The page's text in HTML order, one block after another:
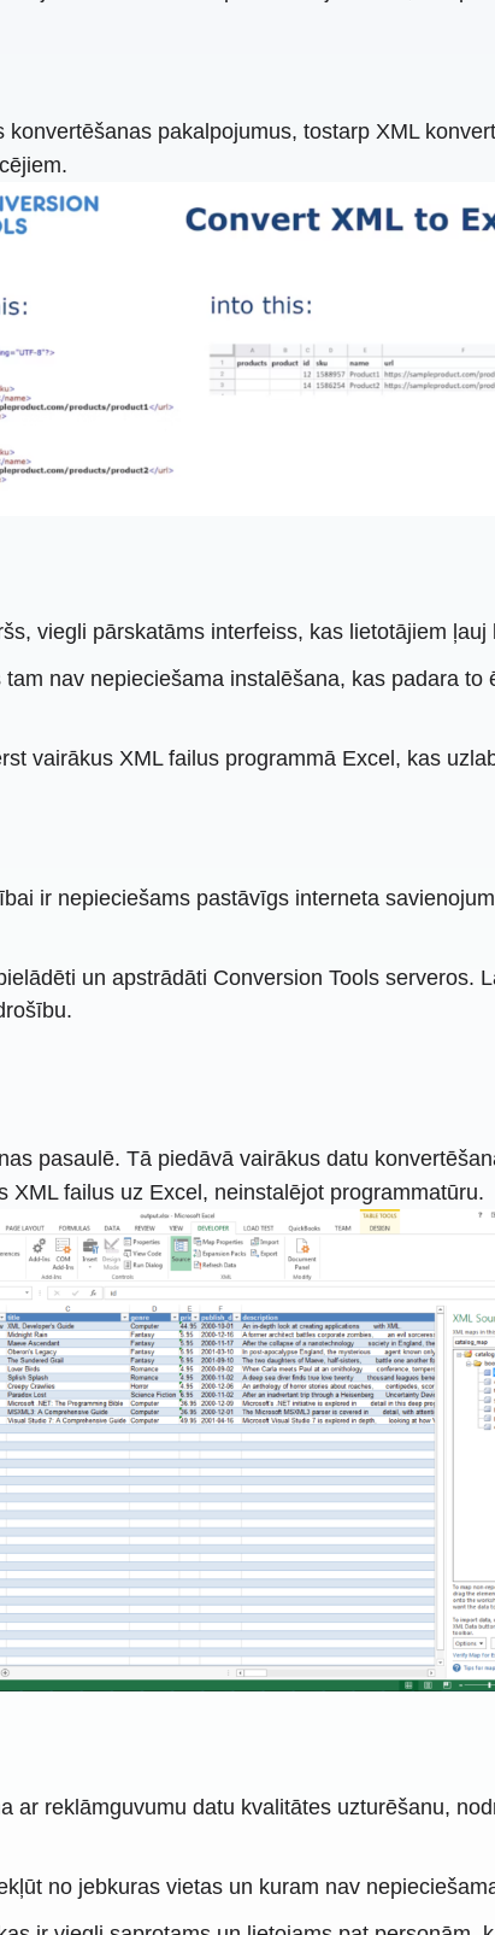
pakalpojumus, tostarp XML
viegli pārskatāms interfeiss, kas lietotājiem
nav nepieciešama instalēšana, kas padara
vairākus XML failus programmā Excel, kas
ir nepieciešams pastāvīgs interneta
un apstrādāti Conversion Tools serveros.
pasaulē. Tā piedāvā vairākus datu
failus uz Excel, neinstalējot programmatūru.
ar reklāmguvumu datu kvalitātes uzturēšanu,
no jebkuras vietas un kuram nav